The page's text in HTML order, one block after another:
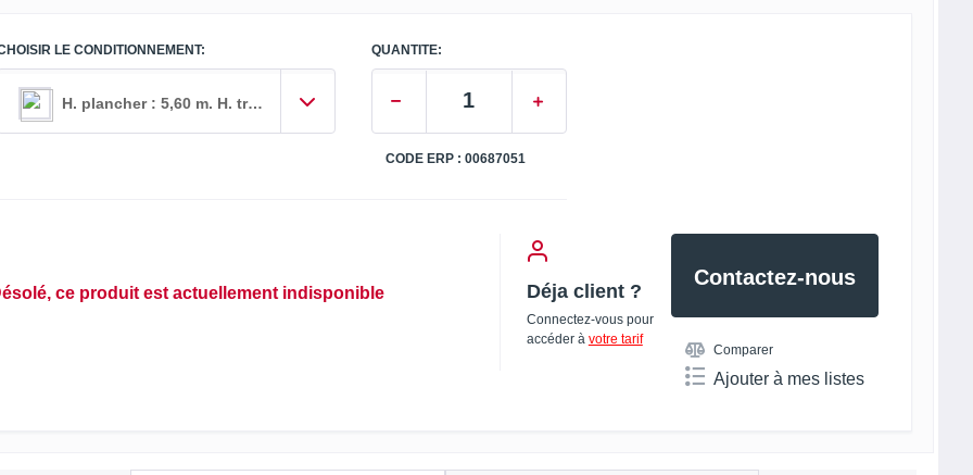
LE CONDITIONNEMENT:
H. plancher : 5,60 m. H. travail maxi : 7,60 m
QUANTITE:
CODE ERP : 00687051
ce produit est actuellement indisponible Déja client ?
Connectez-vous pour
accéder à votre tarif
Contactez-nous
Comparer
Ajouter à mes listes